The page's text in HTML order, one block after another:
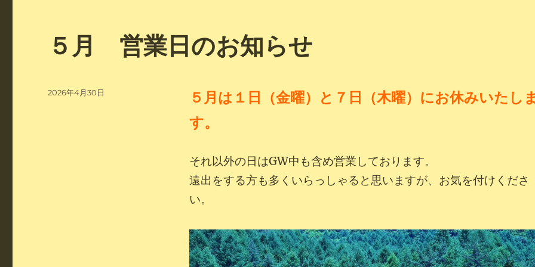
５月 営業日のお知らせ
５月は１日（金曜）と ７日（木曜）にお休みいたし
す。
それ以外の日はGW中も含め営業しております。
遠出をする方も多くいらっしゃると思いますが、お気を付けくださ
い。
投
2026年4月30日